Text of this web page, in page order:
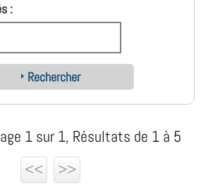
:
Rechercher
1 sur 1, Résultats de 1 à 5
<<
>>